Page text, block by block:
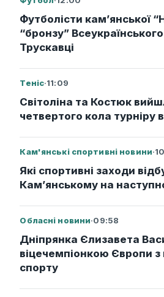
Футболісти кам’янської
“бронзу”
Трускавці
Теніс·11:09
Світоліна та Костюк
четвертого кола турніру
Кам'янські спортивні новини·
Які спортивні заходи
Кам’янському на
Обласні новини·09:58
Дніпрянка Єлизавета
віцечемпіонкою Європи з
спорту